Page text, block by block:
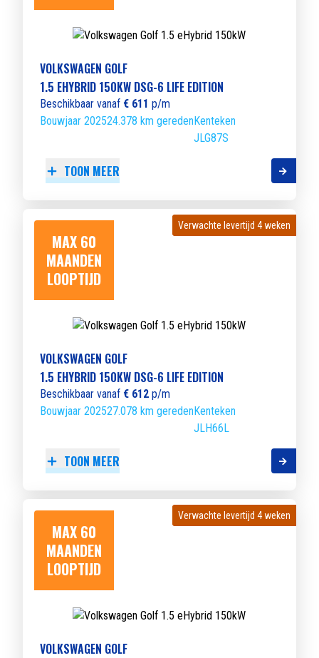
VOLKSWAGEN GOLF
1.5 EHYBRID 150KW DSG-6 LIFE EDITION
Beschikbaar vanaf € 611 p/m
Bouwjaar 202524.378 km geredenKenteken
JLG87S
TOON MEER
MAX 60
MAANDEN
LOOPTIJD
Verwachte levertijd 4 weken
Verwachte levertijd 4 weken
VOLKSWAGEN GOLF
1.5 EHYBRID 150KW DSG-6 LIFE EDITION
Beschikbaar vanaf € 612 p/m
Bouwjaar 202527.078 km geredenKenteken
JLH66L
TOON MEER
MAX 60
MAANDEN
LOOPTIJD
Verwachte levertijd 4 weken
Verwachte levertijd 4 weken
VOLKSWAGEN GOLF